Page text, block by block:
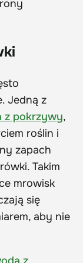
Jedną z
z pokrzywy,
roślin i
zapach
Takim
mrowisk
się
aby nie